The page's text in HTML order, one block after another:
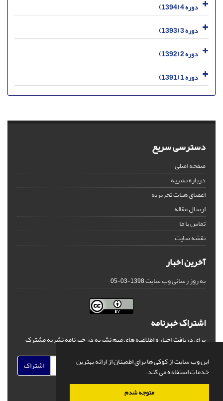
این وب سایت از کوکی ها برای اطمینان از ارائه بهترین
خدمات استفاده می کند.
متوجه شدم
دوره 4 (1394)
دوره 3 (1393)
دوره 2 (1392)
دوره 1 (1391)
دسترسی سریع
صفحه اصلی
درباره نشریه
اعضای هیات تحریریه
ارسال مقاله
تماس با ما
نقشه سایت
آخرین اخبار
به روز رسانی وب سایت1398-03-05
اشتراک خبرنامه
برای دریافت اخبار و اطلاعیه های مهم نشریه در خبرنامه نشریه مشترک
اشتراک